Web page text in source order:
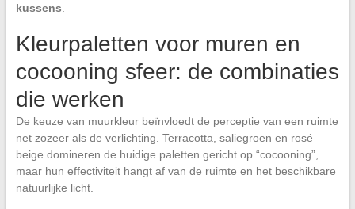
kussens
Kleurpaletten voor muren en
cocooning sfeer: de combinaties
die werken
De keuze van muurkleur beïnvloedt de perceptie van een ruimte
net zozeer als de verlichting. Terracotta, saliegroen en rosé
beige domineren de huidige paletten gericht op “cocooning”,
maar hun effectiviteit hangt af van de ruimte en het beschikbare
natuurlijke licht.